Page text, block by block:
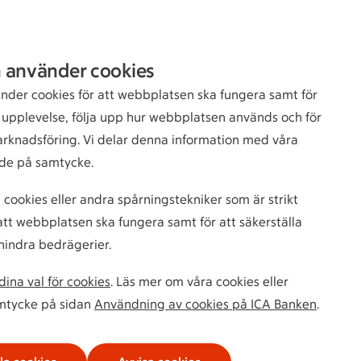
använder cookies
cookies för att webbplatsen ska fungera samt för
följa upp hur webbplatsen används och för
Vi delar denna information med våra
på samtycke.
cookies eller andra spårningstekniker som är strikt
webbplatsen ska fungera samt för att säkerställa
bedrägerier.
val för cookies. Läs mer om våra cookies eller
på sidan Användning av cookies på ICA Banken.